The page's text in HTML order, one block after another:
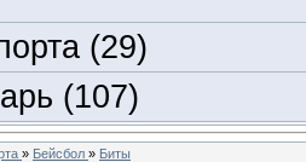
(29)
(107)
» Бейсбол » Биты